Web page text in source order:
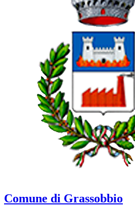
Comune di Grassobbio